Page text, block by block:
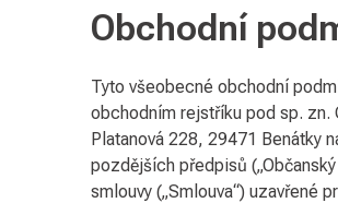
Obchodní
Tyto všeobecné obchodní
obchodním rejstříku pod sp. zn.
Platanová 228, 29471 Benátky
pozdějších předpisů
smlouvy („Smlouva“) uzavřené